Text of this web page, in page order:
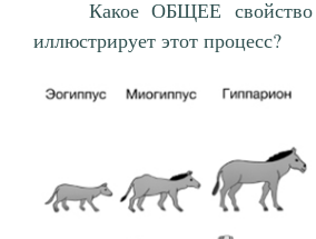
Какое ОБЩЕЕ
иллюстрирует этот процесс?